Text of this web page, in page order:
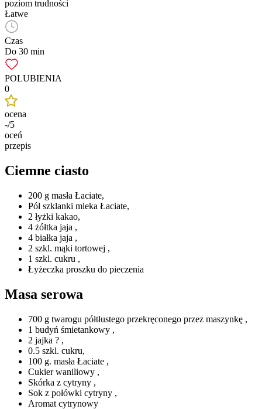
poziom trudności
Łatwe
Czas
Do 30 min
POLUBIENIA
0
ocena
-/5
oceń
przepis
Ciemne ciasto
200 g masła Łaciate,
Pół szklanki mleka Łaciate,
2 łyżki kakao,
4 żółtka jaja ,
4 białka jaja ,
2 szkl. mąki tortowej ,
1 szkl. cukru ,
Łyżeczka proszku do pieczenia
Masa serowa
700 g twarogu półtłustego przekręconego przez maszynkę ,
1 budyń śmietankowy ,
2 jajka ? ,
0.5 szkl. cukru,
100 g. masła Łaciate ,
Cukier waniliowy ,
Skórka z cytryny ,
Sok z połówki cytryny ,
Aromat cytrynowy